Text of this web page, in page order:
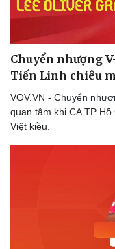
Chuyển nhượng
Tiến Linh chiêu
VOV.VN - Chuyển
quan tâm khi CA TP
Việt kiều.